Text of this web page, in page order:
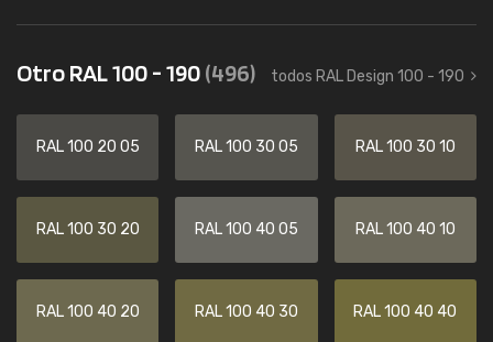
Otro RAL 100 - 190(496) todos RAL Design 100 - 190
RAL 100 20 05 RAL 100 30 05 RAL 100 30 10
RAL 100 30 20 RAL 100 40 05 RAL 100 40 10
RAL 100 40 20 RAL 100 40 30 RAL 100 40 40